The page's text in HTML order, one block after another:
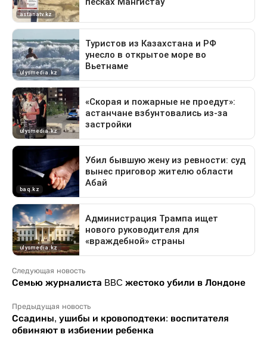
Следующая новость
Семью журналиста BBC жестоко убили в Лондоне
Предыдущая новость
Ссадины, ушибы и кровоподтеки: воспитателя
обвиняют в избиении ребенка